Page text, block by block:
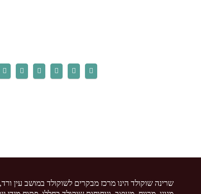
שרינה שוקולד הינו מרכז מבקרים לשוקולד במושב עין